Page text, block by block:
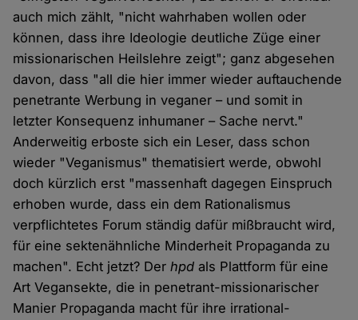
auch mich zählt, "nicht wahrhaben wollen oder
können, dass ihre Ideologie deutliche Züge einer
missionarischen Heilslehre zeigt"; ganz abgesehen
davon, dass "all die hier immer wieder auftauchende
penetrante Werbung in veganer – und somit in
letzter Konsequenz inhumaner – Sache nervt."
Anderweitig erboste sich ein Leser, dass schon
wieder "Veganismus" thematisiert werde, obwohl
doch kürzlich erst "massenhaft dagegen Einspruch
erhoben wurde, dass ein dem Rationalismus
verpflichtetes Forum ständig dafür mißbraucht wird,
für eine sektenähnliche Minderheit Propaganda zu
machen". Echt jetzt? Derhpd als Plattform für eine
Art Vegansekte, die in penetrant-missionarischer
Manier Propaganda macht für ihre irrational-